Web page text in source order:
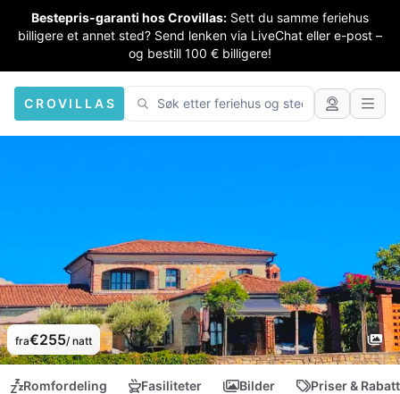
Bestepris-garanti hos Crovillas: Sett du samme feriehus
billigere et annet sted? Send lenken via LiveChat eller e-post –
og bestill 100 € billigere!
CROVILLAS
fra€255/ natt
Romfordeling Fasiliteter Bilder Priser &